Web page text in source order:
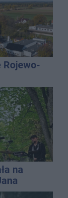
Rojewo-
na